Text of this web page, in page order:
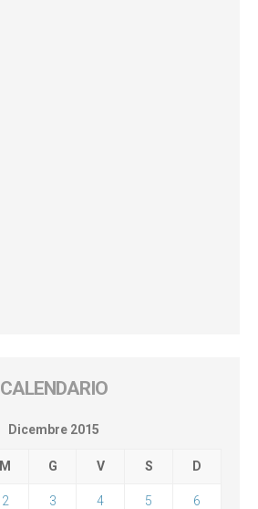
CALENDARIO
Dicembre 2015
M G V S D
2 3 4 5 6